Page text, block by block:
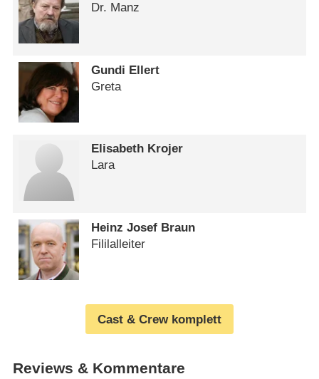
Dr. Manz
Gundi Ellert
Greta
Elisabeth Krojer
Lara
Heinz Josef Braun
Fililalleiter
Cast & Crew komplett
Reviews & Kommentare